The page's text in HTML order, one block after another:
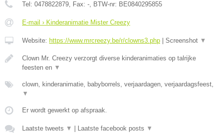
Tel: 0478822879, Fax: -, BTW-nr: BE0840295855
E-mail › Kinderanimatie Mister Creezy
Website: https://www.mrcreezy.be/r/clowns3.php Screenshot ▼
Clown Mr. Creezy verzorgt diverse kinderanimaties op talrijke
feesten en ▼
clown, kinderanimatie, babyborrels, verjaardagen, verjaardagsfeest,
▼
Er wordt gewerkt op afspraak.
Laatste tweets ▼ Laatste facebook posts ▼